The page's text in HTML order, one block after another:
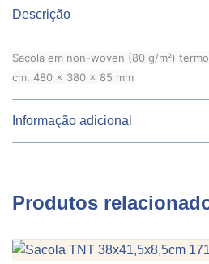
quantidade
Descrição
Sacola em non-woven (80 g/m²)
cm. 480 x 380 x 85 mm
Informação adicional
Largura
Altura
Produtos